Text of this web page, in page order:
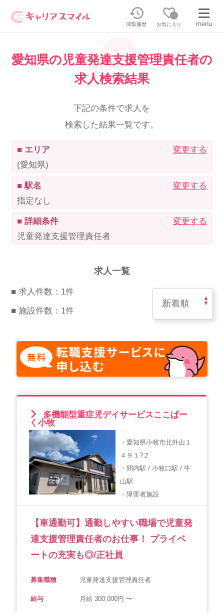
閲覧履歴
0
お気に入り menu
無料相談・お問い合わせはこちら
無料転職相談・お問い合わせの内容を
正社員／パートで働く
派遣で働く
介護の資格取得について
その他のお問い合わせ
採用担当者様はこちら
派遣求人を探す
紹介会社を使うメリットについて
利用者の声
WEB勤怠
会社概要 個人情報保護方針
お知らせ 採用担当者様へ
愛知県の児童発達支援管理責任者の
求人検索結果
下記の条件で求人を
検索した結果一覧です。
■ エリア
(愛知県)
変更する
■ 駅名
指定なし
変更する
■ 詳細条件
児童発達支援管理責任者
変更する
求人一覧
■ 求人件数：1件
■ 施設件数：1件
多機能型重症児デイサービスここぱー
く小牧
・愛知県小牧市北外山１
４９１?２
・間内駅 / 小牧口駅 / 牛
山駅
・障害者施設
【車通勤可】通勤しやすい職場で児童発
達支援管理責任者のお仕事！ プライベ
ートの充実も◎/正社員
募集職種 児童発達支援管理責任者
給与 月給 300,000円 〜